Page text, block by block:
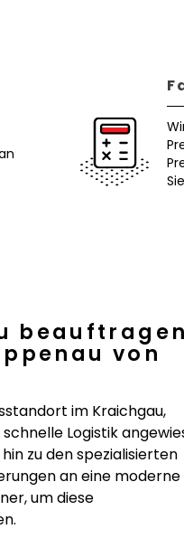
beauftragen
von
im Kraichgau,
Logistik
hin zu den spezialisierten
an eine moderne
um diese